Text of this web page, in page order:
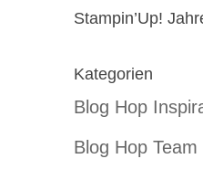
Stampin’Up!
Kategorien
Blog Hop
Blog Hop